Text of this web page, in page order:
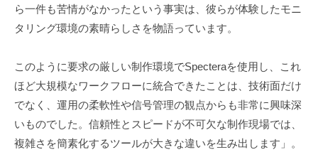
ら一件も苦情がなかったという事実は、彼らが体験したモニ
タリング環境の素晴らしさを物語っています。
このように要求の厳しい制作環境でSpecteraを使用し、これ
ほど大規模なワークフローに統合できたことは、技術面だけ
でなく、運用の柔軟性や信号管理の観点からも非常に興味深
いものでした。信頼性とスピードが不可欠な制作現場では、
複雑さを簡素化するツールが大きな違いを生み出します」。